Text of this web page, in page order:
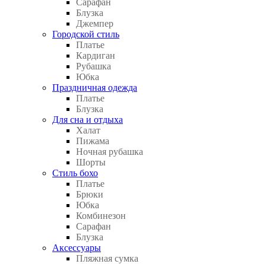
Сарафан
Блузка
Джемпер
Городской стиль
Платье
Кардиган
Рубашка
Юбка
Праздничная одежда
Платье
Блузка
Для сна и отдыха
Халат
Пижама
Ночная рубашка
Шорты
Стиль бохо
Платье
Брюки
Юбка
Комбинезон
Сарафан
Блузка
Аксессуары
Пляжная сумка